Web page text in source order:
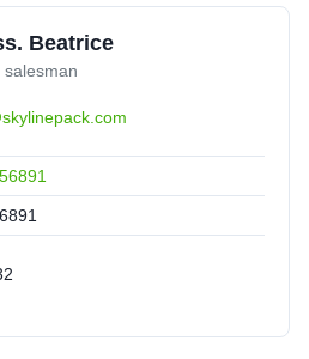
Beatrice
salesman